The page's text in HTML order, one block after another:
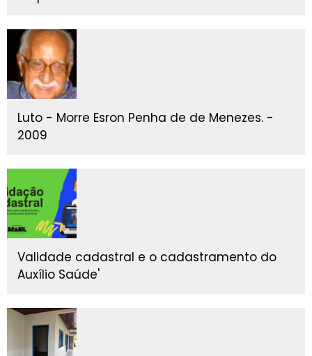
Luto - Morre Esron Penha de de Menezes. -
2009
Validade cadastral e o cadastramento do
Auxílio Saúde'